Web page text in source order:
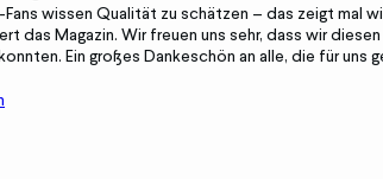
wissen Qualität zu schätzen – das zeigt mal
das Magazin. Wir freuen uns sehr, dass wir
Ein großes Dankeschön an alle, die für